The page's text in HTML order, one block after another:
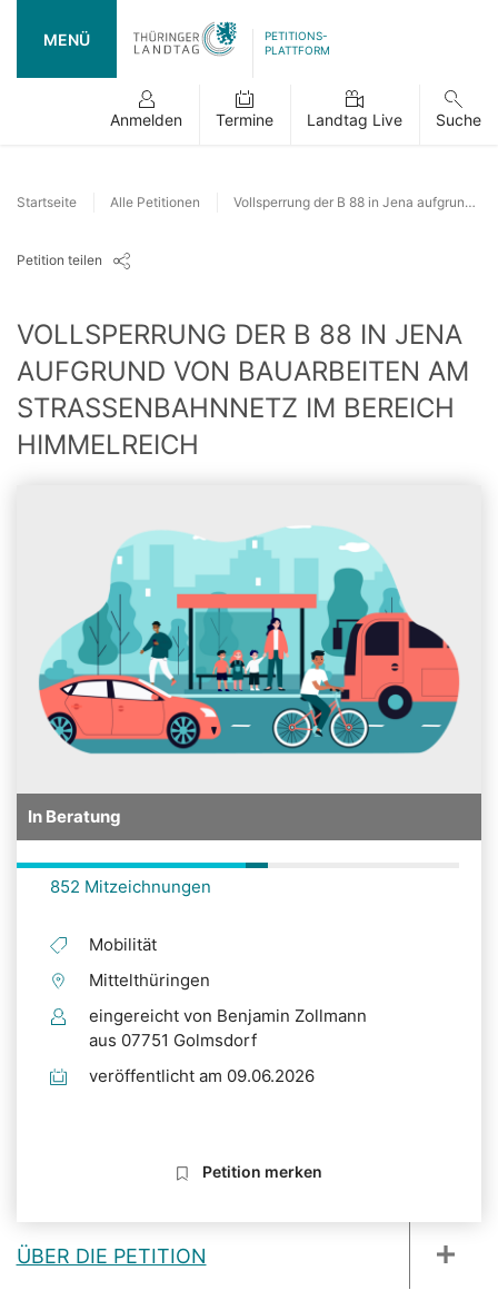
MENÜ
PETITIONS-
PLATTFORM
Anmelden Termine Landtag Live Suche
Startseite Alle Petitionen Vollsperrung der B 88 in Jena aufgrund von Bauarbeiten am Straßenbahnnetz im Bereich Himmelreich
Petition teilen
VOLLSPERRUNG DER B 88 IN JENA
AUFGRUND VON BAUARBEITEN AM
STRASSENBAHNNETZ IM BEREICH H
IMMELREICH
In Beratung
852 Mitzeichnungen
Mobilität
Mittelthüringen
eingereicht von Benjamin Zollmann
aus 07751 Golmsdorf
veröffentlicht am 09.06.2026
Petition merken
ÜBER DIE PETITION